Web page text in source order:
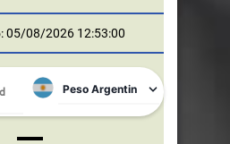
05/08/2026 12:53:00